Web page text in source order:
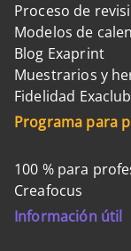
Proceso de
Modelos de
Blog Exaprint
Muestrarios y
Fidelidad Exaclub
Programa para
100 % para
Creafocus
Información útil